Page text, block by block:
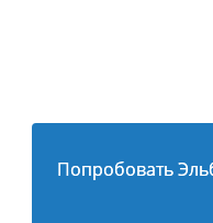
Попробовать